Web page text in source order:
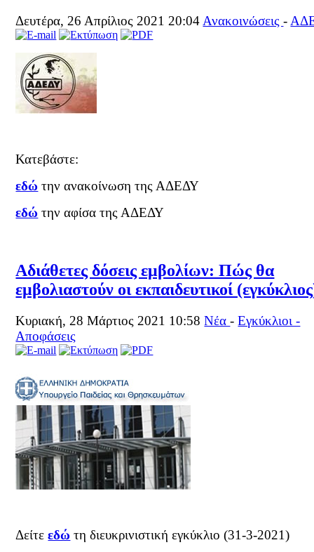
Δευτέρα, 26 Απρίλιος 2021 20:04 Ανακοινώσεις-
Κατεβάστε:
εδώ την ανακοίνωση της ΑΔΕΔΥ
εδώ την αφίσα της ΑΔΕΔΥ
Αδιάθετες δόσεις εμβολίων: Πώς θα
εμβολιαστούν οι εκπαιδευτικοί
Κυριακή, 28 Μάρτιος 2021 10:58Νέα-Εγκύκλιοι -
Αποφάσεις
Δείτεεδώ τη διευκρινιστική εγκύκλιο (31-3-2021)